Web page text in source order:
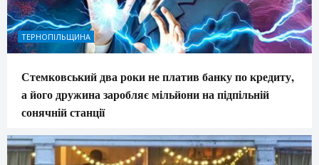
ТЕРНОПІЛЬЩИНА
Стемковський два роки не платив банку по кредиту,
а його дружина заробляє мільйони на підпільній
сонячній станції